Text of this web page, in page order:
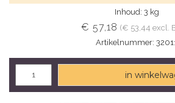
Inhoud: 3 kg
€ 57,18 (€ 53,44 excl.
Artikelnummer:
in